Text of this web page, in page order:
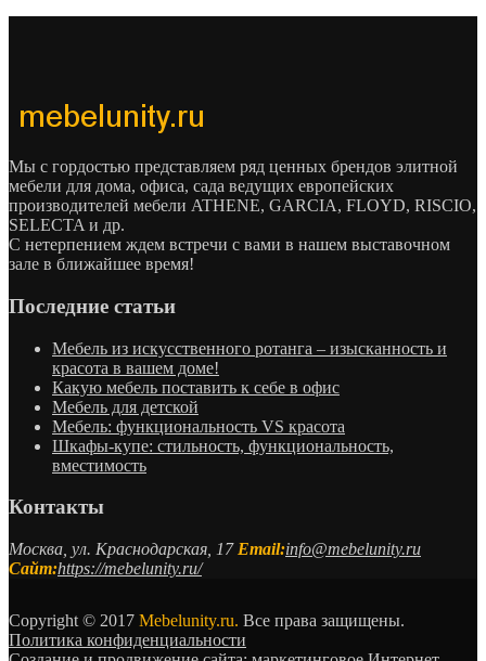
Мы с гордостью представляем ряд ценных брендов элитной
мебели для дома, офиса, сада ведущих европейских
производителей мебели ATHENE, GARCIA, FLOYD, RISCIO,
SELECTA и др.
С нетерпением ждем встречи с вами в нашем выставочном
зале в ближайшее время!
Последние статьи
Мебель из искусственного ротанга – изысканность и
красота в вашем доме!
Какую мебель поставить к себе в офис
Мебель для детской
Мебель: функциональность VS красота
Шкафы-купе: стильность, функциональность,
вместимость
Контакты
Москва, ул. Краснодарская, 17 Email:info@mebelunity.ru
Сайт:https://mebelunity.ru/
Copyright © 2017 Mebelunity.ru. Все права защищены.
Политика конфиденциальности